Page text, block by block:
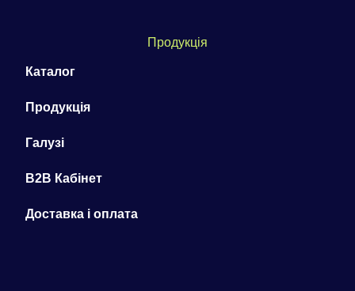
Продукція
Каталог
Продукція
Галузі
B2B Кабінет
Доставка і оплата